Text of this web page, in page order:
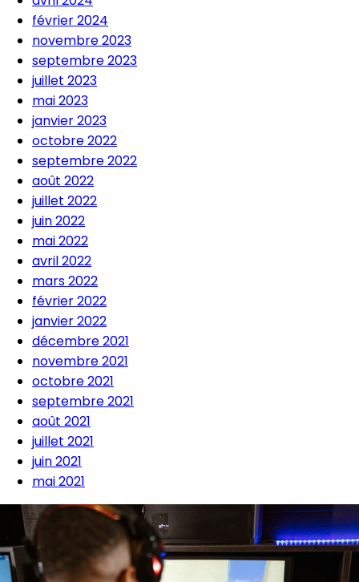
février 2024
novembre 2023
septembre 2023
juillet 2023
mai 2023
janvier 2023
octobre 2022
septembre 2022
août 2022
juillet 2022
juin 2022
mai 2022
avril 2022
mars 2022
février 2022
janvier 2022
décembre 2021
novembre 2021
octobre 2021
septembre 2021
août 2021
juillet 2021
juin 2021
mai 2021